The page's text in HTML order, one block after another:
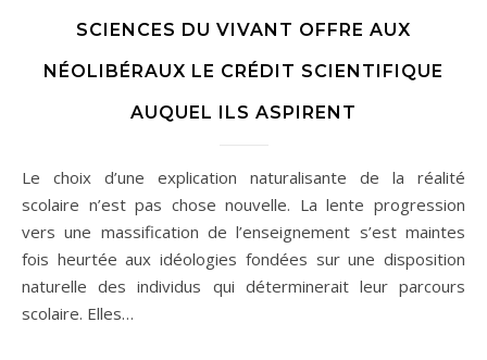
SCIENCES DU VIVANT OFFRE AUX
NÉOLIBÉRAUX LE CRÉDIT SCIENTIFIQUE
AUQUEL ILS ASPIRENT
Le choix d’une explication naturalisante de la réalité
scolaire n’est pas chose nouvelle. La lente progression
vers une massification de l’enseignement s’est maintes
fois heurtée aux idéologies fondées sur une disposition
naturelle des individus qui déterminerait leur parcours
scolaire. Elles…